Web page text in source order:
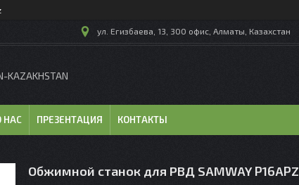
ул. Егизбаева, 13, 300 офис, Алматы, Казахстан
KAZAKHSTAN
НАС ПРЕЗЕНТАЦИЯ КОНТАКТЫ
Обжимной станок для РВД SAMWAY P16APZ